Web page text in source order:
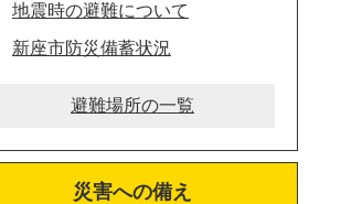
地震時の避難について
新座市防災備蓄状況
避難場所の一覧
災害への備え